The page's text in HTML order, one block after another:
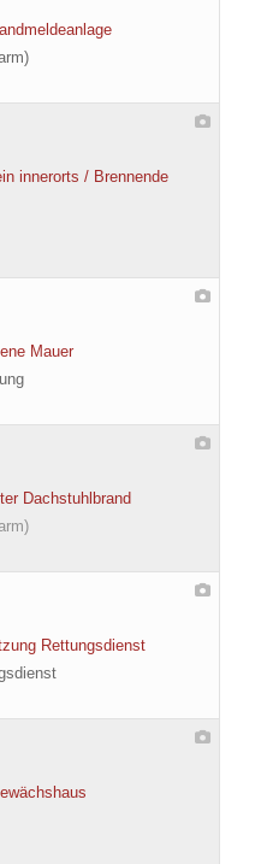
innerorts / Brennende
Mauer
Dachstuhlbrand
Rettungsdienst